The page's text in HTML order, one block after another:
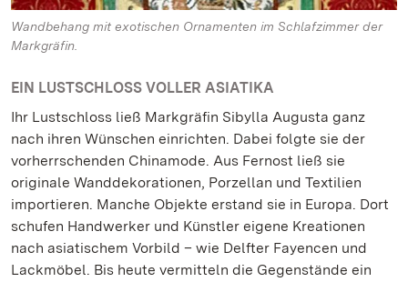
Wandbehang mit exotischen Ornamenten im Schlafzimmer der
Markgräfin.
EIN LUSTSCHLOSS VOLLER ASIATIKA
Ihr Lustschloss ließ Markgräfin Sibylla Augusta ganz
nach ihren Wünschen einrichten. Dabei folgte sie der
vorherrschenden Chinamode. Aus Fernost ließ sie
originale Wanddekorationen, Porzellan und Textilien
importieren. Manche Objekte erstand sie in Europa. Dort
schufen Handwerker und Künstler eigene Kreationen
nach asiatischem Vorbild – wie Delfter Fayencen und
Lackmöbel. Bis heute vermitteln die Gegenstände ein